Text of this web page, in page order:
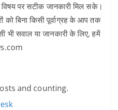
विषय पर सटीक जानकारी मिल सके।
बिना किसी पूर्वाग्रह के आप तक
भी सवाल या जानकारी के लिए, हमें
and counting.